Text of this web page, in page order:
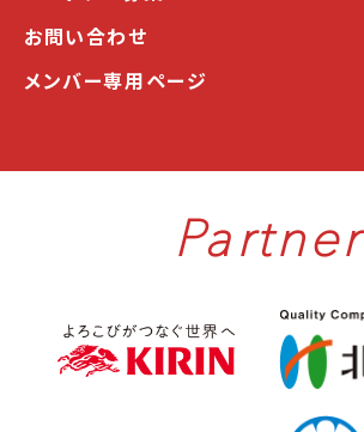
お問い合わせ
メンバー専用ページ
Partner